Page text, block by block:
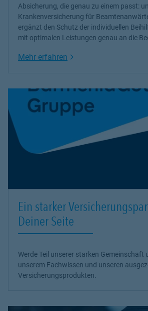
Absicherung, die genau zu einem passt:
Krankenversicherung für
ergänzt den Schutz der individuellen
mit optimalen Leistungen genau an die
Mehr erfahren Link Opens in New Tab
Ein starker
Deiner Seite
Werde Teil unserer starken Gemeinschaft
unserem Fachwissen und unseren
Versicherungsprodukten.